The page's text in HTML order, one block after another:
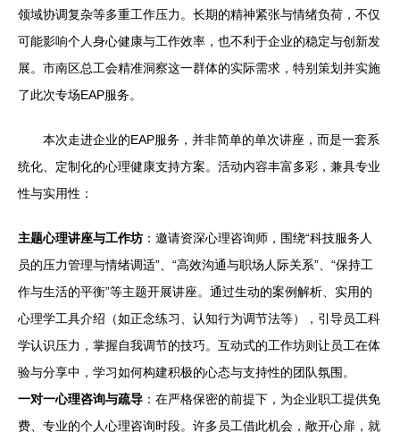
领域协调复杂等多重工作压力。长期的精神紧张与情绪负荷，不仅
可能影响个人身心健康与工作效率，也不利于企业的稳定与创新发
展。市南区总工会精准洞察这一群体的实际需求，特别策划并实施
了此次专场EAP服务。
本次走进企业的EAP服务，并非简单的单次讲座，而是一套系
统化、定制化的心理健康支持方案。活动内容丰富多彩，兼具专业
性与实用性：
主题心理讲座与工作坊 ：邀请资深心理咨询师，围绕“科技服务人
员的压力管理与情绪调适”、“高效沟通与职场人际关系”、“保持工
作与生活的平衡”等主题开展讲座。通过生动的案例解析、实用的
心理学工具介绍（如正念练习、认知行为调节法等），引导员工科
学认识压力，掌握自我调节的技巧。互动式的工作坊则让员工在体
验与分享中，学习如何构建积极的心态与支持性的团队氛围。
一对一心理咨询与疏导 ：在严格保密的前提下，为企业职工提供免
费、专业的个人心理咨询时段。许多员工借此机会，敞开心扉，就